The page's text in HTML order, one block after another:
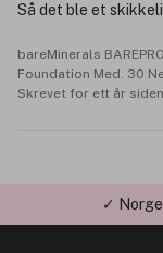
Så det ble et
bareMinerals
Foundation Med. 30
Skrevet for ett år
✓